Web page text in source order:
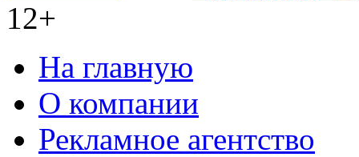
12+
На главную
О компании
Рекламное агентство